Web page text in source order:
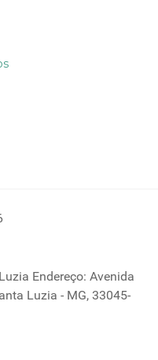
Endereço: Avenida
Luzia - MG, 33045-